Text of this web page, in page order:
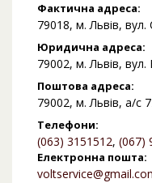
Фактична адреса:
79018, м. Львів,
Юридична адреса:
79002, м. Львів,
Поштова адреса:
79002, м. Львів, а/с
Телефони:
(063) 3151512, (067)
Електронна пошта: